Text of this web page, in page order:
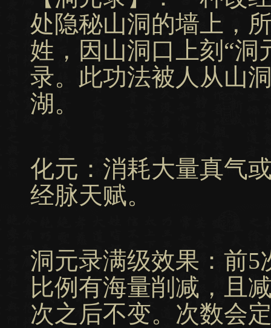
处隐秘山洞的墙上，
姓，因山洞口上刻“洞
录。此功法被人从山
湖。
化元：消耗大量真气
经脉天赋。
洞元录满级效果：前
比例有海量削减，且
次之后不变。次数会